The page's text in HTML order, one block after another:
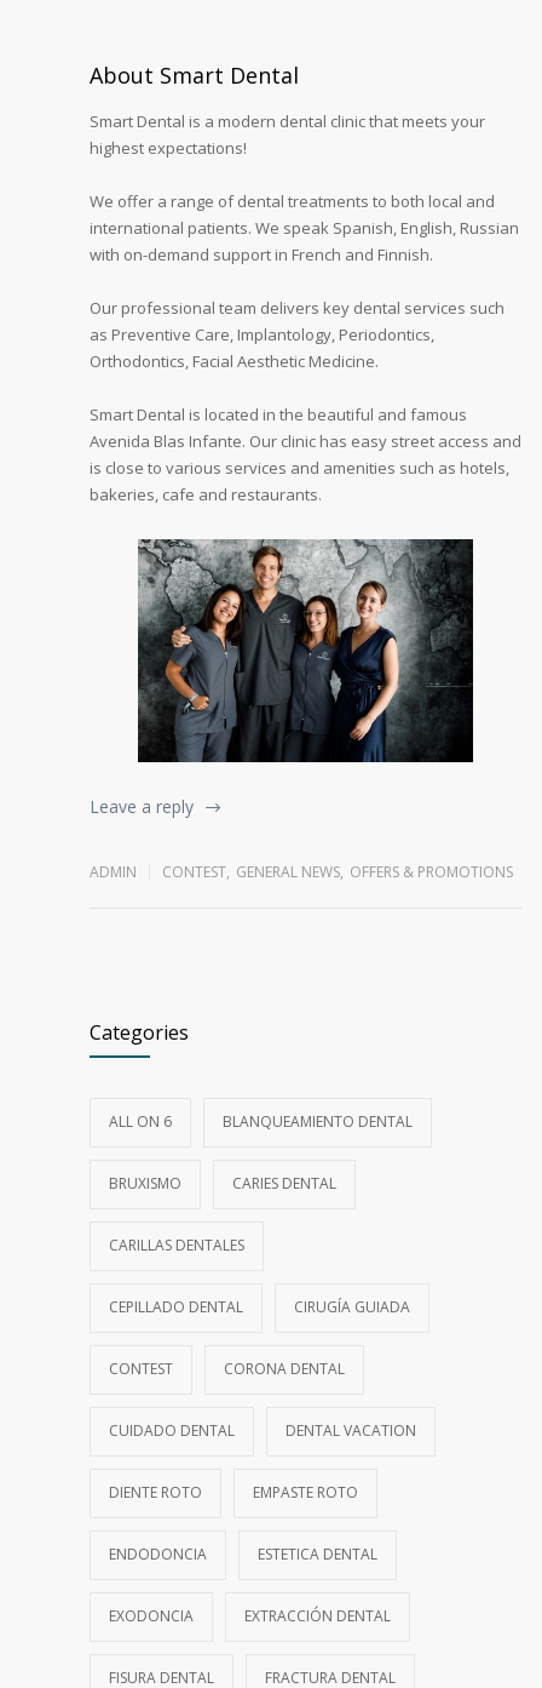
About Smart Dental
Smart Dental is a modern dental clinic that meets your
highest expectations!
We offer a range of dental treatments to both local and
international patients. We speak Spanish, English, Russian
with on-demand support in French and Finnish.
Our professional team delivers key dental services such
as Preventive Care, Implantology, Periodontics,
Orthodontics, Facial Aesthetic Medicine.
Smart Dental is located in the beautiful and famous
Avenida Blas Infante. Our clinic has easy street access and
is close to various services and amenities such as hotels,
bakeries, cafe and restaurants.
Leave a reply
ADMIN CONTEST, GENERAL NEWS, OFFERS & PROMOTIONS
Categories
ALL ON 6 BLANQUEAMIENTO DENTAL
BRUXISMO CARIES DENTAL
CARILLAS DENTALES
CEPILLADO DENTAL CIRUGÍA GUIADA
CONTEST CORONA DENTAL
CUIDADO DENTAL DENTAL VACATION
DIENTE ROTO EMPASTE ROTO
ENDODONCIA ESTETICA DENTAL
EXODONCIA EXTRACCIÓN DENTAL
FISURA DENTAL FRACTURA DENTAL